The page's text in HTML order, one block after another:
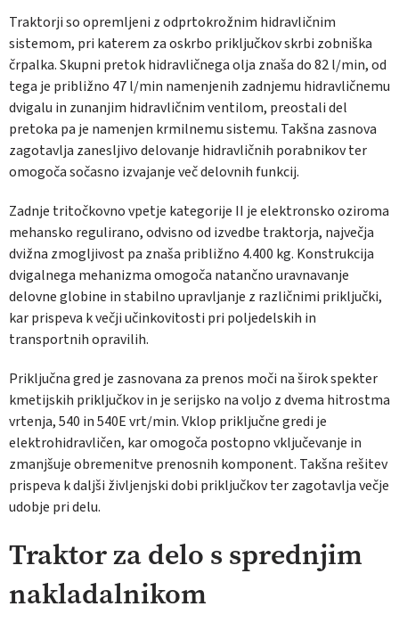
Traktorji so opremljeni z odprtokrožnim hidravličnim
sistemom, pri katerem za oskrbo priključkov skrbi zobniška
črpalka. Skupni pretok hidravličnega olja znaša do 82 l/min, od
tega je približno 47 l/min namenjenih zadnjemu hidravličnemu
dvigalu in zunanjim hidravličnim ventilom, preostali del
pretoka pa je namenjen krmilnemu sistemu. Takšna zasnova
zagotavlja zanesljivo delovanje hidravličnih porabnikov ter
omogoča sočasno izvajanje več delovnih funkcij.
Zadnje tritočkovno vpetje kategorije II je elektronsko oziroma
mehansko regulirano, odvisno od izvedbe traktorja, največja
dvižna zmogljivost pa znaša približno 4.400 kg. Konstrukcija
dvigalnega mehanizma omogoča natančno uravnavanje
delovne globine in stabilno upravljanje z različnimi priključki,
kar prispeva k večji učinkovitosti pri poljedelskih in
transportnih opravilih.
Priključna gred je zasnovana za prenos moči na širok spekter
kmetijskih priključkov in je serijsko na voljo z dvema hitrostma
vrtenja, 540 in 540E vrt/min. Vklop priključne gredi je
elektrohidravličen, kar omogoča postopno vključevanje in
zmanjšuje obremenitve prenosnih komponent. Takšna rešitev
prispeva k daljši življenjski dobi priključkov ter zagotavlja večje
udobje pri delu.
Traktor za delo s sprednjim
nakladalnikom